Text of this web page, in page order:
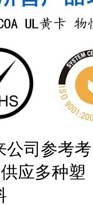
公司参考考
应多种塑